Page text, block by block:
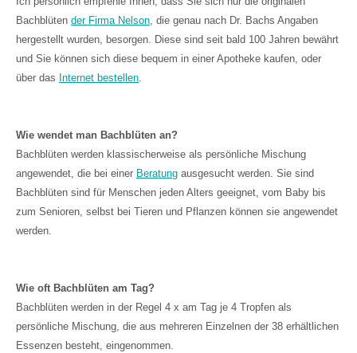
Bachblüten der Firma Nelson, die genau nach Dr. Bachs Angaben
hergestellt wurden, besorgen. Diese sind seit bald 100 Jahren bewährt
und Sie können sich diese bequem in einer Apotheke kaufen, oder
über das Internet bestellen.
Wie wendet man Bachblüten an?
Bachblüten werden klassischerweise als persönliche Mischung
angewendet, die bei einer Beratung ausgesucht werden. Sie sind
Bachblüten sind für Menschen jeden Alters geeignet, vom Baby bis
zum Senioren, selbst bei Tieren und Pflanzen können sie angewendet
werden.
Wie oft Bachblüten am Tag?
Bachblüten werden in der Regel 4 x am Tag je 4 Tropfen als
persönliche Mischung, die aus mehreren Einzelnen der 38 erhältlichen
Essenzen besteht, eingenommen.